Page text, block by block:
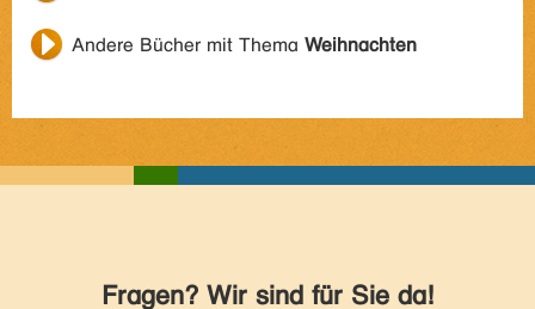
Andere Bücher mit Thema Weihnachten